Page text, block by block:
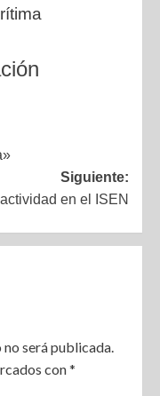
Siguiente:
en el ISEN
será publicada.
con*